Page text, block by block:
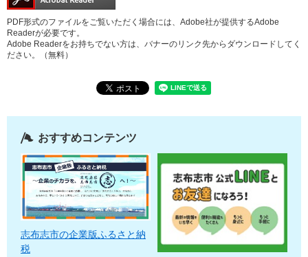
PDF形式のファイルをご覧いただく場合には、Adobe社が提供するAdobe
Readerが必要です。
Adobe Readerをお持ちでない方は、バナーのリンク先からダウンロードしてく
ださい。（無料）
おすすめコンテンツ
志布志市の企業版ふるさと納
税